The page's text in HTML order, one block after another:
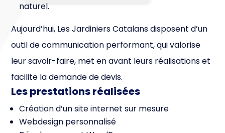
naturel.
Aujourd’hui, Les Jardiniers Catalans disposent d’un
outil de communication performant, qui valorise
leur savoir-faire, met en avant leurs réalisations et
facilite la demande de devis.
Les prestations réalisées
Création d’un site internet sur mesure
Webdesign personnalisé